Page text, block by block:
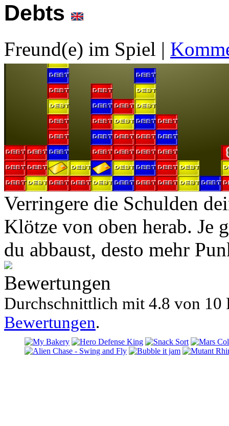
Debts
Freund(e) im Spiel |
Verringere die Schulden
Klötze von oben herab. Je
du abbaust, desto mehr
Bewertungen
Durchschnittlich mit 4.8 von 10
Bewertungen.